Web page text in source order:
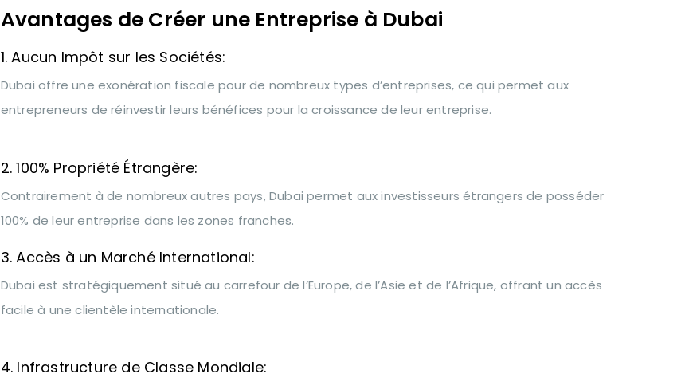
Avantages de Créer une Entreprise à Dubai
1. Aucun Impôt sur les Sociétés:
Dubai offre une exonération fiscale pour de nombreux types d’entreprises, ce qui permet aux
entrepreneurs de réinvestir leurs bénéfices pour la croissance de leur entreprise.
2. 100% Propriété Étrangère:
Contrairement à de nombreux autres pays, Dubai permet aux investisseurs étrangers de posséder
100% de leur entreprise dans les zones franches.
3. Accès à un Marché International:
Dubai est stratégiquement situé au carrefour de l’Europe, de l’Asie et de l’Afrique, offrant un accès
facile à une clientèle internationale.
4. Infrastructure de Classe Mondiale: